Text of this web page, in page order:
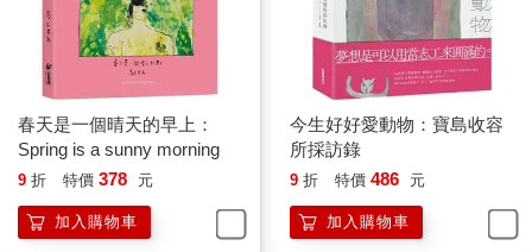
春天是一個晴天的早上：
Spring is a sunny morning
9 折 特價 378 元
加入購物車
今生好好愛動物：寶島收容
所採訪錄
9 折 特價 486 元
加入購物車